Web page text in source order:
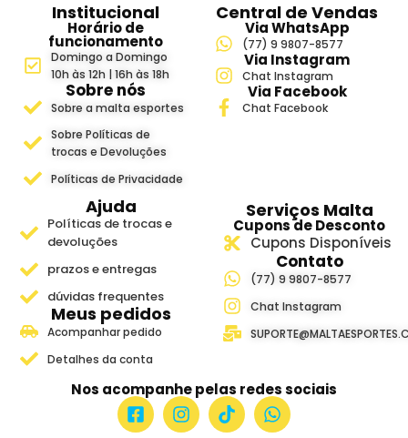
Institucional
Horário de
funcionamento
Domingo a Domingo
10h às 12h | 16h às 18h
Sobre nós
Sobre a malta esportes
Sobre Políticas de
trocas e Devoluções
Políticas de Privacidade
Central de Vendas
Via WhatsApp
(77) 9 9807-8577
Via Instagram
Chat Instagram
Via Facebook
Chat Facebook
Ajuda
Políticas de trocas e
devoluções
prazos e entregas
dúvidas frequentes
Meus pedidos
Acompanhar pedido
Detalhes da conta
Serviços Malta
Cupons de Desconto
Cupons Disponíveis
Contato
(77) 9 9807-8577
Chat Instagram
Nos acompanhe pelas redes sociais